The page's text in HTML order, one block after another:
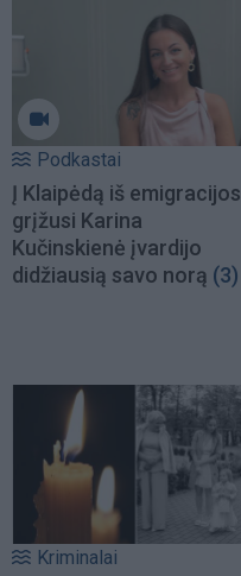
Podkastai
Į Klaipėdą iš emigracijos
grįžusi Karina
Kučinskienė įvardijo
didžiausią savo norą (3)
Kriminalai